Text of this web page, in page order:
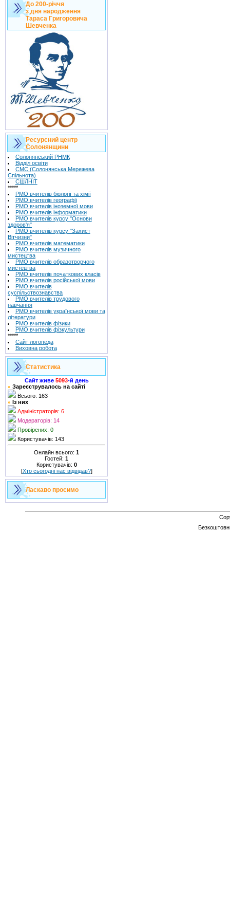
До 200-річчя
з дня народження
Тараса Григоровича
Шевченка
Ресурсний центр
Солонянщини
Солонянський РНМК
Відділ освіти
СМС (Солонянська Мережева
Спільнота)
СШЛНІТ
*****
РМО вчителів біології та хімії
РМО вчителів географії
РМО вчителів іноземної мови
РМО вчителів інформатики
РМО вчителів курсу "Основи
здоров'я"
РМО вчителів курсу "Захист
Вітчизни"
РМО вчителів математики
РМО вчителів музичного
мистецтва
РМО вчителів образотворчого
мистецтва
РМО вчителів початкових класів
РМО вчителів російської мови
РМО вчителів
суспільствознавства
РМО вчителів трудового
навчання
РМО вчителів української мови та
літератури
РМО вчителів фізики
РМО вчителів фізкультури
*****
Сайт логопеда
Виховна робота
Статистика
Сайт живе 5093-й день
» Зареєструвалось на сайті
Всього: 163
» Із них
Адміністраторів: 6
Модераторів: 14
Провірених: 0
Користувачів: 143
Онлайн всього: 1
Гостей: 1
Користувачів: 0
[Хто сьогодні нас відвідав?]
Ласкаво просимо